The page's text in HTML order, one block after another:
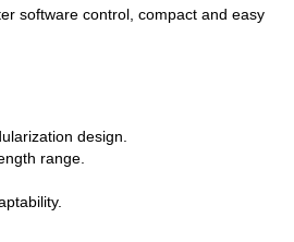
software control, compact and easy
design.
range.